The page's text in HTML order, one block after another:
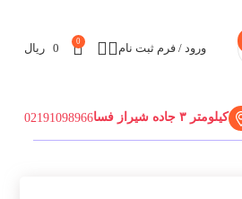
ورود / فرم ثبت نام
0
0 ریال
کیلومتر ۳ جاده شیراز فسا 02191098966